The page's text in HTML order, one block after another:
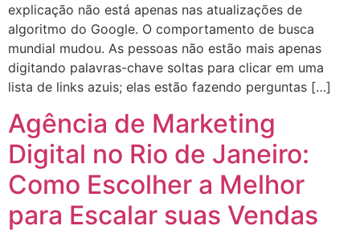
explicação não está apenas nas atualizações de
algoritmo do Google. O comportamento de busca
mundial mudou. As pessoas não estão mais apenas
digitando palavras-chave soltas para clicar em uma
lista de links azuis; elas estão fazendo perguntas […]
Agência de Marketing
Digital no Rio de Janeiro:
Como Escolher a Melhor
para Escalar suas Vendas